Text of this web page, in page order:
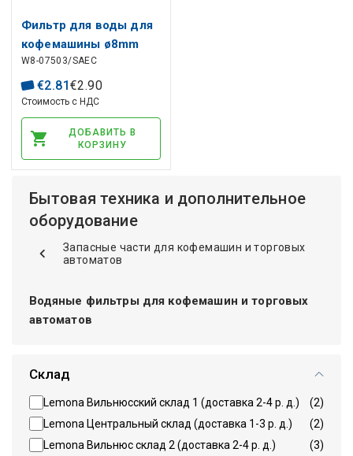
Фильтр для воды для
кофемашины ø8mm
NV99.001, 16014316
SAECO, BIANCHI
W8-07503/SAEC
€2.81€2.90
Стоимость с НДС
ДОБАВИТЬ В
КОРЗИНУ
Бытовая техника и дополнительное
оборудование
Запасные части для кофемашин и торговых
автоматов
Водяные фильтры для кофемашин и торговых
автоматов
Склад
Lemona Вильнюсский склад 1 (доставка 2-4 р. д.)
(2)
Lemona Центральный склад (доставка 1-3 р. д.)
(2)
Lemona Вильнюс склад 2 (доставка 2-4 р. д.)
(3)